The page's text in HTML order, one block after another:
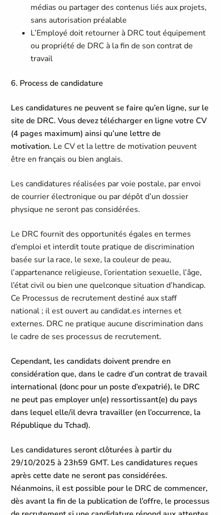
médias ou partager des contenus liés aux projets,
sans autorisation préalable
L’Employé doit retourner à DRC tout équipement
ou propriété de DRC à la fin de son contrat de
travail
6. Process de candidature
Les candidatures ne peuvent se faire qu’en ligne, sur le
site de DRC. Vous devez télécharger en ligne votre CV
(4 pages maximum) ainsi qu’une lettre de
motivation. Le CV et la lettre de motivation peuvent
être en français ou bien anglais.
Les candidatures réalisées par voie postale, par envoi
de courrier électronique ou par dépôt d’un dossier
physique ne seront pas considérées.
Le DRC fournit des opportunités égales en termes
d’emploi et interdit toute pratique de discrimination
basée sur la race, le sexe, la couleur de peau,
l’appartenance religieuse, l’orientation sexuelle, l’âge,
l’état civil ou bien une quelconque situation d’handicap.
Ce Processus de recrutement destiné aux staff
national ; il est ouvert au candidat.es internes et
externes. DRC ne pratique aucune discrimination dans
le cadre de ses processus de recrutement.
Cependant, les candidats doivent prendre en
considération que, dans le cadre d’un contrat de travail
international (donc pour un poste d’expatrié), le DRC
ne peut pas employer un(e) ressortissant(e) du pays
dans lequel elle/il devra travailler (en l’occurrence, la
République du Tchad).
Les candidatures seront clôturées à partir du
29/10/2025 à 23h59 GMT. Les candidatures reçues
après cette date ne seront pas considérées.
Néanmoins, il est possible pour le DRC de commencer,
dès avant la fin de la publication de l’offre, le processus